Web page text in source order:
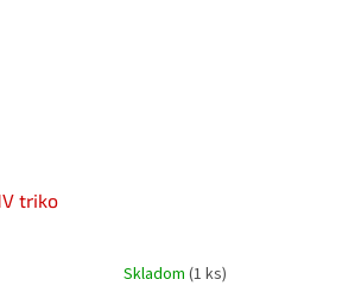
triko
Skladom (1 ks)